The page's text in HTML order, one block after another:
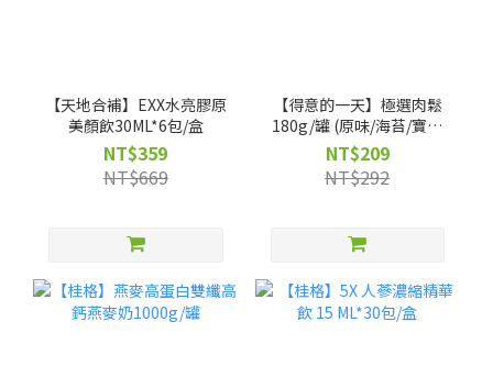
【天地合補】EXX水亮膠原
美顏飲30ML*6包/盒
NT$359
NT$669
【得意的一天】極選肉鬆
180g/罐 (原味/海苔/寶寶
肉鬆)🌻 用葵花油製作更安
心
NT$209
NT$292